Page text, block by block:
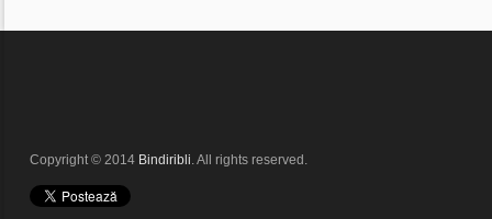
Copyright © 2014 Bindiribli. All rights reserved.